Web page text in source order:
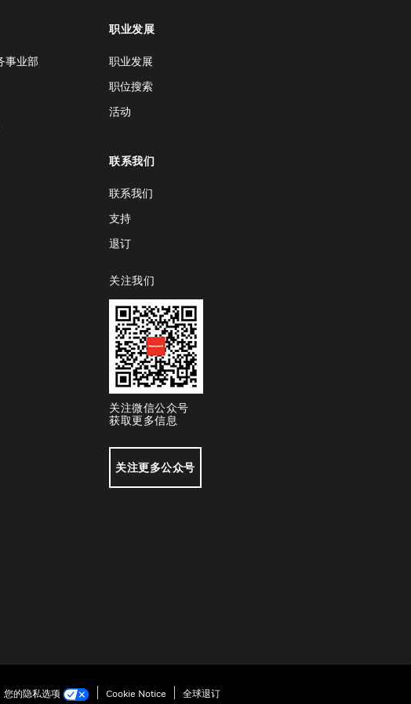
事业部
职业发展
职业发展
职位搜索
活动
联系我们
联系我们
支持
退订
关注我们
关注微信公众号
获取更多信息
关注更多公众号
您的隐私选项 Cookie Notice 全球退订